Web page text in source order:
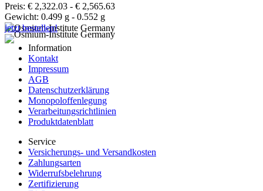
Preis: € 2,322.03 - € 2,565.63
Gewicht: 0.499 g - 0.552 g
jetzt bestellen!
Information
Kontakt
Impressum
AGB
Datenschutzerklärung
Monopoloffenlegung
Verarbeitungsrichtlinien
Produktdatenblatt
Service
Versicherungs- und Versandkosten
Zahlungsarten
Widerrufsbelehrung
Zertifizierung